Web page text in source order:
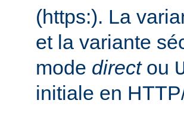
(https:). La
et la variante
mode directou
initiale en